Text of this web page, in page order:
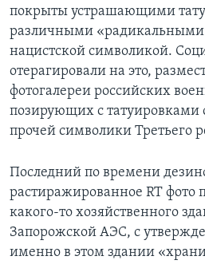
покрыты устрашающими
различными
нацистской символикой.
отерагировали на это,
фотогалереи российских
позирующих с татуировками
прочей символики Третьего
Последний по времени
растиражированное RT фото
какого-то хозяйственного
Запорожской АЭС, с
именно в этом здании